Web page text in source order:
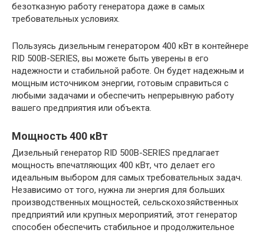
безотказную работу генератора даже в самых
требовательных условиях.
Пользуясь дизельным генератором 400 кВт в контейнере
RID 500B-SERIES, вы можете быть уверены в его
надежности и стабильной работе. Он будет надежным и
мощным источником энергии, готовым справиться с
любыми задачами и обеспечить непрерывную работу
вашего предприятия или объекта.
Мощность 400 кВт
Дизельный генератор RID 500B-SERIES предлагает
мощность впечатляющих 400 кВт, что делает его
идеальным выбором для самых требовательных задач.
Независимо от того, нужна ли энергия для больших
производственных мощностей, сельскохозяйственных
предприятий или крупных мероприятий, этот генератор
способен обеспечить стабильное и продолжительное